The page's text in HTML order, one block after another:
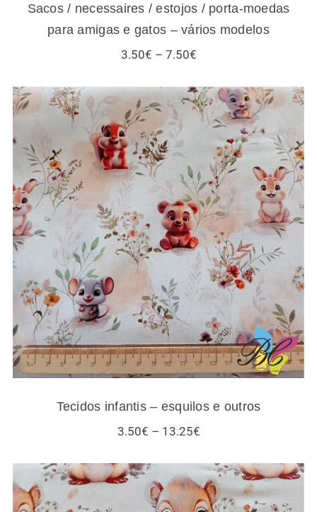
Sacos / necessaires / estojos / porta-moedas
para amigas e gatos – vários modelos
3.50€ – 7.50€Price
through
7.50€
Tecidos infantis – esquilos e outros
Tecidos infantis – esquilos e outros
3.50€ – 13.25€Price
through
13.25€